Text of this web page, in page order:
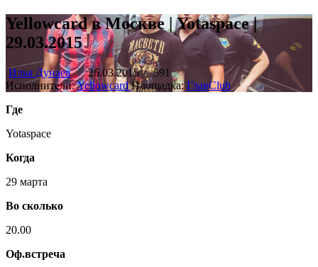
Yellowcard в Москве | Yotaspace |
29.03.2015
Илья Дунаев 26.03.2015
591
Исполнители:YellowcardПлощадка:ГлавClub
Где
Yotaspace
Когда
29 марта
Во сколько
20.00
Оф.встреча